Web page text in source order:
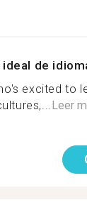
ideal de
excited to
Leer